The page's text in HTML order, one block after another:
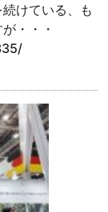
けている、も
が・・・
73335/